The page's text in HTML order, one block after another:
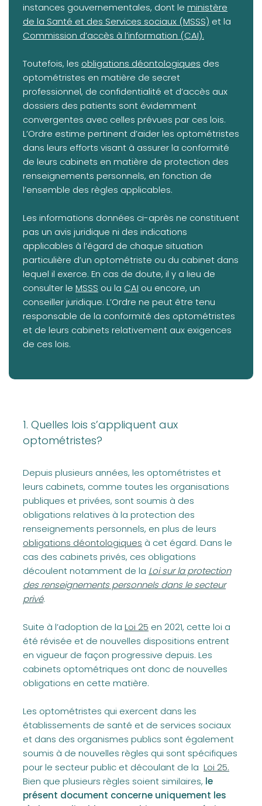
instances gouvernementales, dont le (opens in a new
ministère
de la Santé et des Services sociaux (MSSS) et la
Commission d’accès à l’information (CAI).
Toutefois, les (opens in a new tab)
obligations déontologiques des
optométristes en matière de secret
professionnel, de confidentialité et d’accès aux
dossiers des patients sont évidemment
convergentes avec celles prévues par ces lois.
L’Ordre estime pertinent d’aider les optométristes
dans leurs efforts visant à assurer la conformité
de leurs cabinets en matière de protection des
renseignements personnels, en fonction de
l’ensemble des règles applicables.
Les informations données ci-après ne constituent
pas un avis juridique ni des indications
applicables à l’égard de chaque situation
particulière d’un optométriste ou du cabinet dans
lequel il exerce. En cas de doute, il y a lieu de
consulter le (opens in a new tab)
MSSS ou la (opens in a new tab)
CAI ou encore, un
conseiller juridique. L’Ordre ne peut être tenu
responsable de la conformité des optométristes
et de leurs cabinets relativement aux exigences
de ces lois.
1. Quelles lois s’appliquent aux
optométristes?
Depuis plusieurs années, les optométristes et
leurs cabinets, comme toutes les organisations
publiques et privées, sont soumis à des
obligations relatives à la protection des
renseignements personnels, en plus de leurs
obligations déontologiques à cet égard. Dans le
cas des cabinets privés, ces obligations
découlent notamment de la (opens in a new tab)
Loi sur la protection
des renseignements personnels dans le secteur
privé.
Suite à l’adoption de la (opens in a new tab)
Loi 25 en 2021, cette loi a
été révisée et de nouvelles dispositions entrent
en vigueur de façon progressive depuis. Les
cabinets optométriques ont donc de nouvelles
obligations en cette matière.
Les optométristes qui exercent dans les
établissements de santé et de services sociaux
et dans des organismes publics sont également
soumis à de nouvelles règles qui sont spécifiques
pour le secteur public et découlant de la (opens in a
Loi 25.
Bien que plusieurs règles soient similaires, le
présent document concerne uniquement les